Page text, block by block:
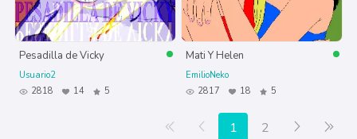
Pesadilla de Vicky
Usuario2
2818
14 5
Mati Y Helen
EmilioNeko
2817
18 5
Primera página
Anterior
1 2 Siguiente